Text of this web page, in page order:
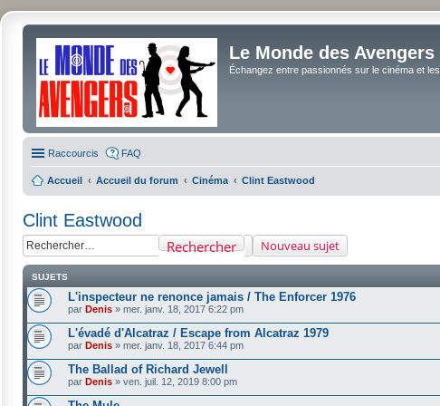
Le Monde des
Échangez entre passionnés sur le cinéma et
Raccourcis FAQ
Accueil Accueil du forum Cinéma Clint Eastwood
Clint Eastwood
Nouveau sujet
Rechercher
SUJETS
L'inspecteur ne renonce jamais / The Enforcer 1976
par Denis » mer. janv. 18, 2017 6:22 pm
L'évadé d'Alcatraz / Escape from Alcatraz 1979
par Denis » mer. janv. 18, 2017 6:44 pm
The Ballad of Richard Jewell
par Denis » ven. juil. 12, 2019 8:00 pm